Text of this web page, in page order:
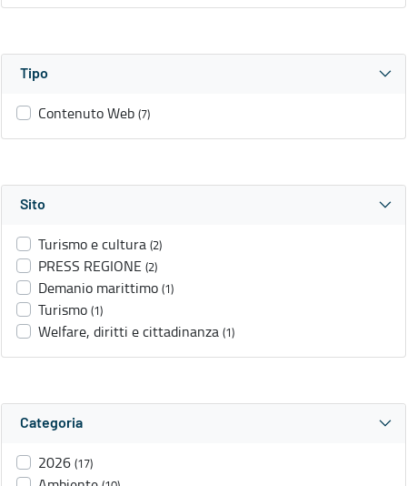
Tipo
Contenuto Web (7)
Sito
Turismo e cultura (2)
PRESS REGIONE (2)
Demanio marittimo (1)
Turismo (1)
Welfare, diritti e cittadinanza (1)
Categoria
2026 (17)